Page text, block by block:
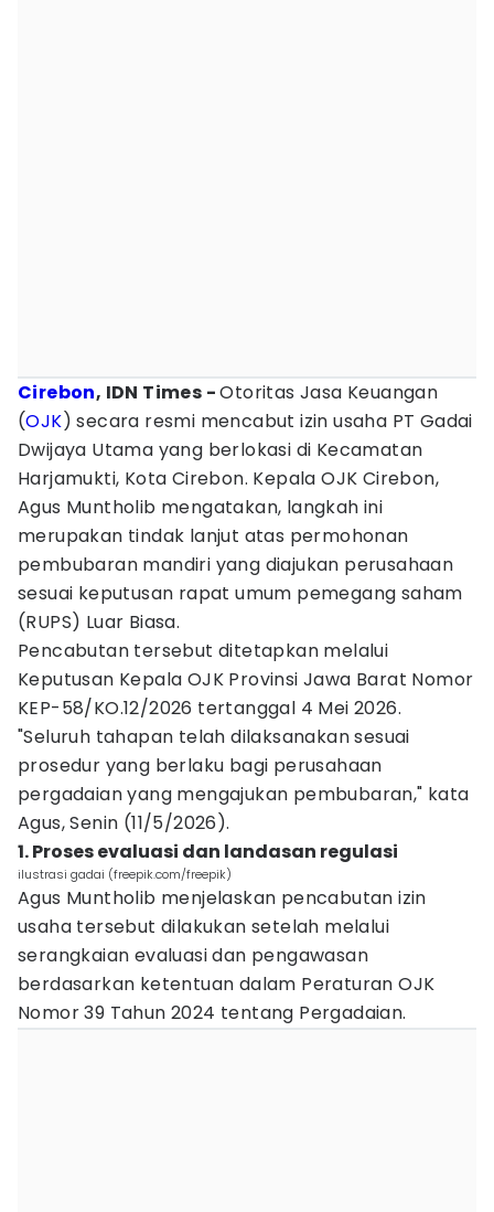
Cirebon, IDN Times -Otoritas Jasa Keuangan
(OJK) secara resmi mencabut izin usaha PT Gadai
Dwijaya Utama yang berlokasi di Kecamatan
Harjamukti, Kota Cirebon. Kepala OJK Cirebon,
Agus Muntholib mengatakan, langkah ini
merupakan tindak lanjut atas permohonan
pembubaran mandiri yang diajukan perusahaan
sesuai keputusan rapat umum pemegang saham
(RUPS) Luar Biasa.
Pencabutan tersebut ditetapkan melalui
Keputusan Kepala OJK Provinsi Jawa Barat Nomor
KEP-58/KO.12/2026 tertanggal 4 Mei 2026.
"Seluruh tahapan telah dilaksanakan sesuai
prosedur yang berlaku bagi perusahaan
pergadaian yang mengajukan pembubaran," kata
Agus, Senin (11/5/2026).
1. Proses evaluasi dan landasan regulasi
ilustrasi gadai (freepik.com/freepik)
Agus Muntholib menjelaskan pencabutan izin
usaha tersebut dilakukan setelah melalui
serangkaian evaluasi dan pengawasan
berdasarkan ketentuan dalam Peraturan OJK
Nomor 39 Tahun 2024 tentang Pergadaian.